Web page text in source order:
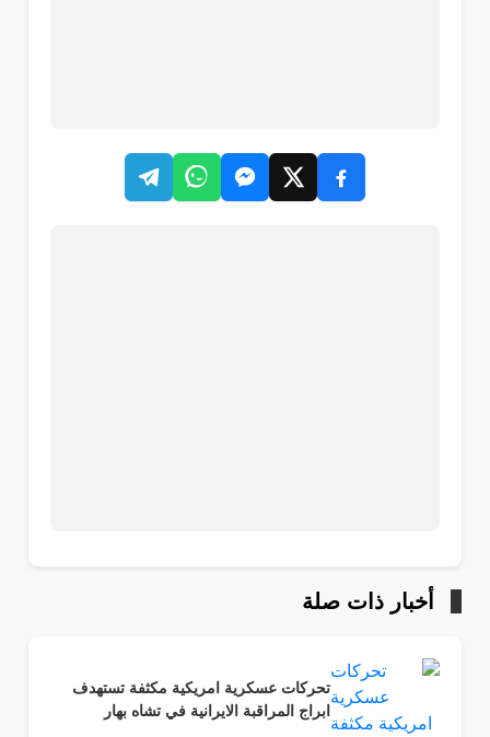
أخبار ذات صلة
تحركات عسكرية امريكية مكثفة تستهدف
ابراج المراقبة الايرانية في تشاه بهار